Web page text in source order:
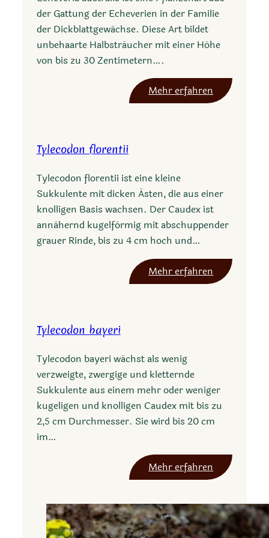
der Gattung der Echeverien in der Familie
der Dickblattgewächse. Diese Art bildet
unbehaarte Halbsträucher mit einer Höhe
von bis zu 30 Zentimetern….
Mehr erfahren
E
r
i
a
u
s
Tylecodon florentii
Tylecodon florentii ist eine kleine
Sukkulente mit dicken Ästen, die aus einer
knolligen Basis wachsen. Der Caudex ist
annähernd kugelförmig mit abschuppender
grauer Rinde, bis zu 4 cm hoch und…
Mehr erfahren
T
o
n
f
o
r
n
t
Tylecodon bayeri
Tylecodon bayeri wächst als wenig
verzweigte, zwergige und kletternde
Sukkulente aus einem mehr oder weniger
kugeligen und knolligen Caudex mit bis zu
2,5 cm Durchmesser. Sie wird bis 20 cm
im…
Mehr erfahren
T
l
e